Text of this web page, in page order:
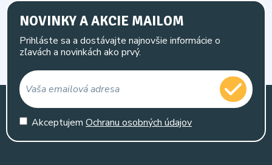
NOVINKY A AKCIE MAILOM
Prihláste sa a dostávajte najnovšie informácie o
zľavách a novinkách ako prvý.
Akceptujem Ochranu osobných údajov